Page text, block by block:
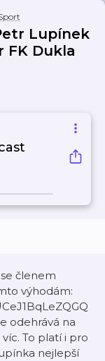
Lupínek
FK Dukla
členem
výhodám:
odehrává na
To platí i pro
nejlepší